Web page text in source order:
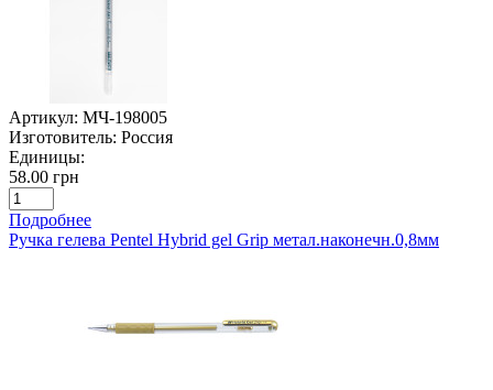
Артикул: МЧ-198005
Изготовитель: Россия
Единицы:
58.00 грн
Подробнее
Ручка гелева Pentel Hybrid gel Grip метал.наконечн.0,8мм